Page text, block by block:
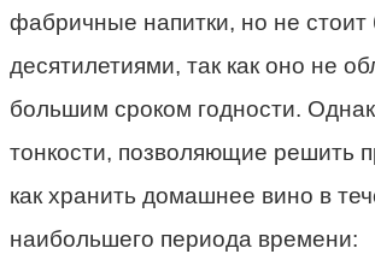
фабричные напитки, но не стоит
десятилетиями, так как оно не
большим сроком годности.
тонкости, позволяющие решить
как хранить домашнее вино в
наибольшего периода времени: